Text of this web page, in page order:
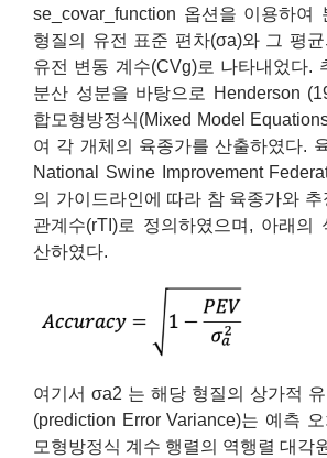
se_covar_function 옵션을 이용하여
형질의 유전 표준 편차(σa)와 그 평
유전 변동 계수(CVg)로 나타내었다.
분산 성분을 바탕으로 Henderson
합모형방정식(Mixed Model
여 각 개체의 육종가를 산출하였다.
National Swine Improvement
의 가이드라인에 따라 참 육종가와
관계수(rTI)로 정의하였으며, 아래의
산하였다.
여기서 σa2 는 해당 형질의 상가적
(prediction Error Variance)는 예측
모형방정식 계수 행렬의 역행렬 대각